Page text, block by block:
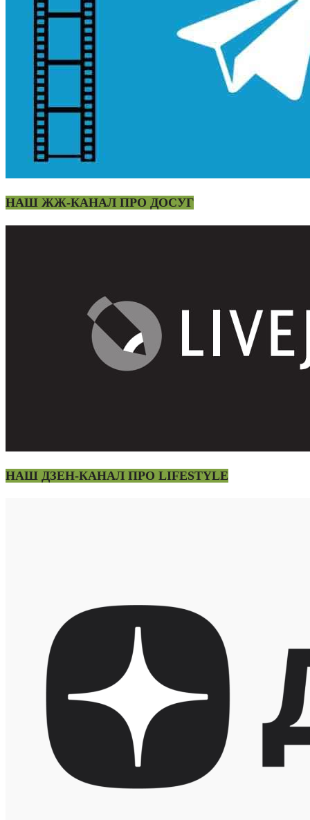
НАШ ЖЖ-КАНАЛ ПРО ДОСУГ
НАШ ДЗЕН-КАНАЛ ПРО LIFESTYLE